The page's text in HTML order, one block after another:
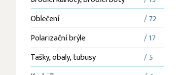
Oblečení
/ 72
Polarizační brýle
/ 17
Tašky, obaly, tubusy
/ 5